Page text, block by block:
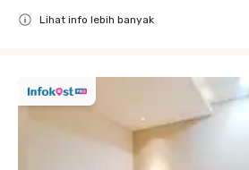
Lihat info lebih banyak